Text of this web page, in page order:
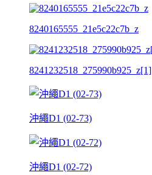
8240165555_21e5c22c7b_z
8241232518_275990b925_z[1]
沖繩D1 (02-73)
沖繩D1 (02-72)